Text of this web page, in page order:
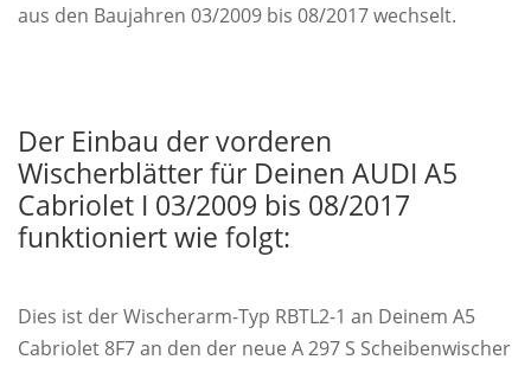
aus den Baujahren 03/2009 bis 08/2017 wechselt.
Der Einbau der vorderen
Wischerblätter für Deinen AUDI A5
Cabriolet I 03/2009 bis 08/2017
funktioniert wie folgt:
Dies ist der Wischerarm-Typ RBTL2-1 an Deinem A5
Cabriolet 8F7 an den der neue A 297 S Scheibenwischer